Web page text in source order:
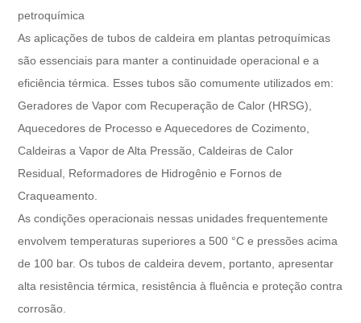
petroquímica
As aplicações de tubos de caldeira em plantas petroquímicas
são essenciais para manter a continuidade operacional e a
eficiência térmica. Esses tubos são comumente utilizados em:
Geradores de Vapor com Recuperação de Calor (HRSG),
Aquecedores de Processo e Aquecedores de Cozimento,
Caldeiras a Vapor de Alta Pressão, Caldeiras de Calor
Residual, Reformadores de Hidrogênio e Fornos de
Craqueamento.
As condições operacionais nessas unidades frequentemente
envolvem temperaturas superiores a 500 °C e pressões acima
de 100 bar. Os tubos de caldeira devem, portanto, apresentar
alta resistência térmica, resistência à fluência e proteção contra
corrosão.